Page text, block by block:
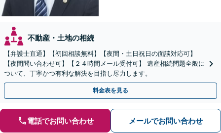
不動産・土地の相続
【弁護士直通】【初回相談無料】【夜間・土日祝日の面談対応可】
【夜間問い合わせ可】【２４時間メール受付可】 遺産相続問題全般に
ついて、丁寧かつ有利な解決を目指し尽力します。
料金表を見る
電話でお問い合わせ メールでお問い合わせ